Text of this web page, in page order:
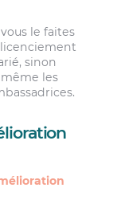
le faites
sinon
les